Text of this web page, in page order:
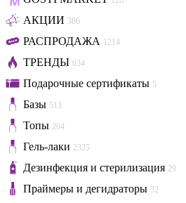
АКЦИИ 386
РАСПРОДАЖА 1214
ТРЕНДЫ 634
Подарочные сертификаты 5
Базы 513
Топы 204
Гель-лаки 2325
Дезинфекция и стерилизация 29
Праймеры и дегидраторы 32